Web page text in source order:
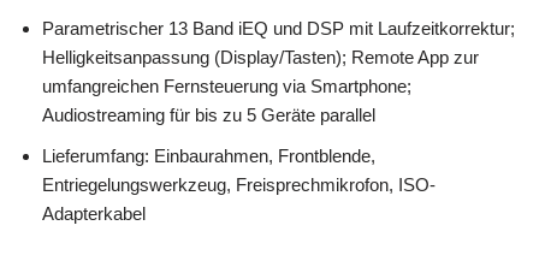
Parametrischer 13 Band iEQ und DSP mit Laufzeitkorrektur;
Helligkeitsanpassung (Display/Tasten); Remote App zur
umfangreichen Fernsteuerung via Smartphone;
Audiostreaming für bis zu 5 Geräte parallel
Lieferumfang: Einbaurahmen, Frontblende,
Entriegelungswerkzeug, Freisprechmikrofon, ISO-
Adapterkabel